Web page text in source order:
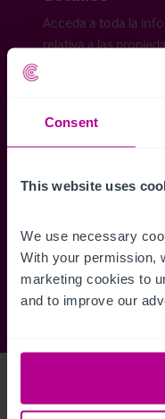
Consent
This website uses
We use necessary
With your permission,
marketing cookies to
and to improve our
Acceda a toda la
relativa a las